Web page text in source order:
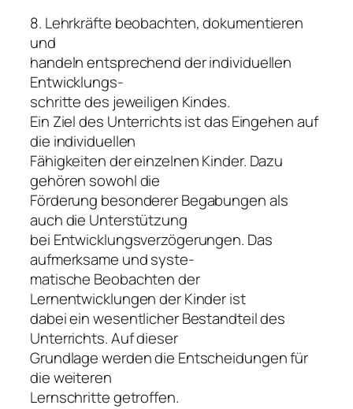
8. Lehrkräfte beobachten, dokumentieren
und
handeln entsprechend der individuellen
Entwicklungs-
schritte des jeweiligen Kindes.
Ein Ziel des Unterrichts ist das Eingehen auf
die individuellen
Fähigkeiten der einzelnen Kinder. Dazu
gehören sowohl die
Förderung besonderer Begabungen als
auch die Unterstützung
bei Entwicklungsverzögerungen. Das
aufmerksame und syste-
matische Beobachten der
Lernentwicklungen der Kinder ist
dabei ein wesentlicher Bestandteil des
Unterrichts. Auf dieser
Grundlage werden die Entscheidungen für
die weiteren
Lernschritte getroffen.